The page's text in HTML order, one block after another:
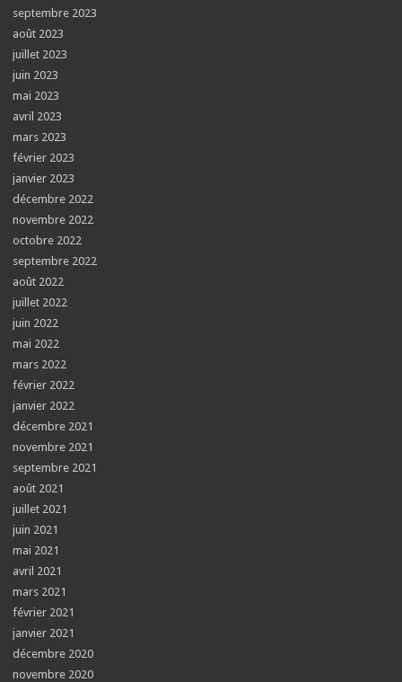
septembre 2023
août 2023
juillet 2023
juin 2023
mai 2023
avril 2023
mars 2023
février 2023
janvier 2023
décembre 2022
novembre 2022
octobre 2022
septembre 2022
août 2022
juillet 2022
juin 2022
mai 2022
mars 2022
février 2022
janvier 2022
décembre 2021
novembre 2021
septembre 2021
août 2021
juillet 2021
juin 2021
mai 2021
avril 2021
mars 2021
février 2021
janvier 2021
décembre 2020
novembre 2020